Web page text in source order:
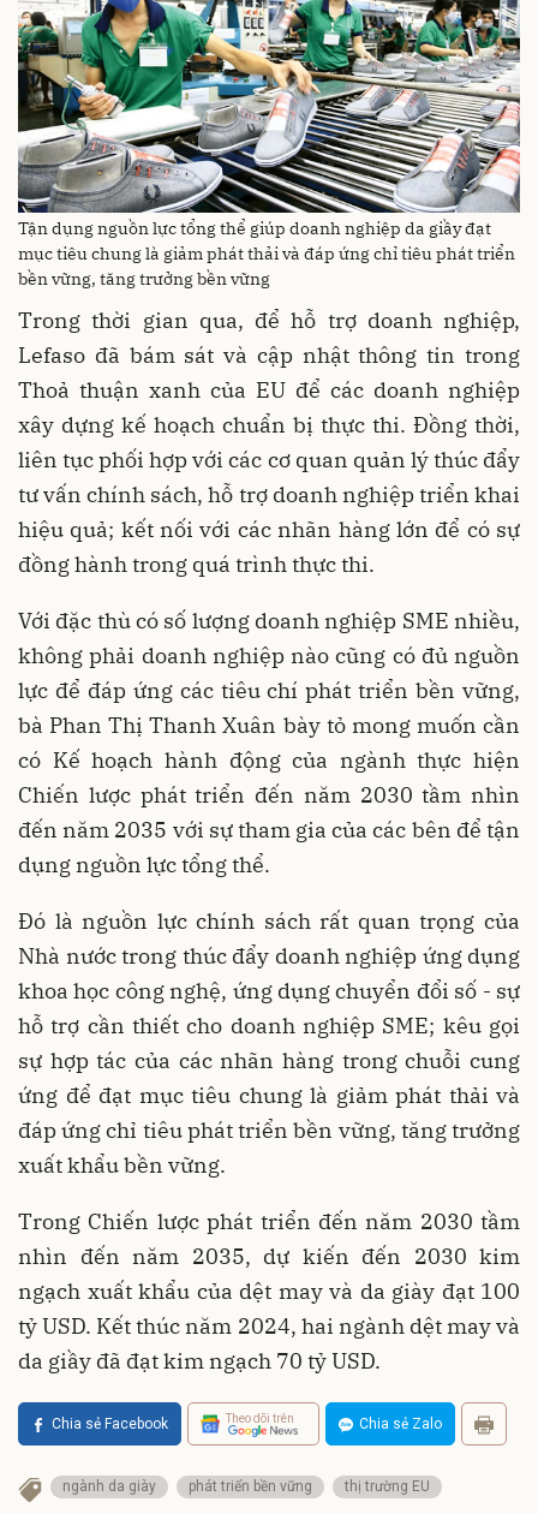
Tận dụng nguồn lực tổng thể giúp doanh nghiệp da giầy đạt
mục tiêu chung là giảm phát thải và đáp ứng chỉ tiêu phát triển
bền vững, tăng trưởng bền vững
Trong thời gian qua, để hỗ trợ doanh nghiệp,
Lefaso đã bám sát và cập nhật thông tin trong
Thoả thuận xanh của EU để các doanh nghiệp
xây dựng kế hoạch chuẩn bị thực thi. Đồng thời,
liên tục phối hợp với các cơ quan quản lý thúc đẩy
tư vấn chính sách, hỗ trợ doanh nghiệp triển khai
hiệu quả; kết nối với các nhãn hàng lớn để có sự
đồng hành trong quá trình thực thi.
Với đặc thù có số lượng doanh nghiệp SME nhiều,
không phải doanh nghiệp nào cũng có đủ nguồn
lực để đáp ứng các tiêu chí phát triển bền vững,
bà Phan Thị Thanh Xuân bày tỏ mong muốn cần
có Kế hoạch hành động của ngành thực hiện
Chiến lược phát triển đến năm 2030 tầm nhìn
đến năm 2035 với sự tham gia của các bên để tận
dụng nguồn lực tổng thể.
Đó là nguồn lực chính sách rất quan trọng của
Nhà nước trong thúc đẩy doanh nghiệp ứng dụng
khoa học công nghệ, ứng dụng chuyển đổi số - sự
hỗ trợ cần thiết cho doanh nghiệp SME; kêu gọi
sự hợp tác của các nhãn hàng trong chuỗi cung
ứng để đạt mục tiêu chung là giảm phát thải và
đáp ứng chỉ tiêu phát triển bền vững, tăng trưởng
xuất khẩu bền vững.
Trong Chiến lược phát triển đến năm 2030 tầm
nhìn đến năm 2035, dự kiến đến 2030 kim
ngạch xuất khẩu của dệt may và da giày đạt 100
tỷ USD. Kết thúc năm 2024, hai ngành dệt may và
da giầy đã đạt kim ngạch 70 tỷ USD.
Chia sẻ Facebook Theo dõi trên Chia sẻ Zalo
ngành da giày phát triển bền vững thị trường EU